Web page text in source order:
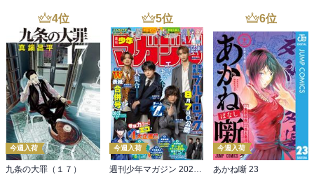
4位
今週入荷
九条の大罪（１７）
5位
今週入荷
週刊少年マガジン 2026年36・37号[2026年8月5日発売]
6位
今週入荷
あかね噺 23